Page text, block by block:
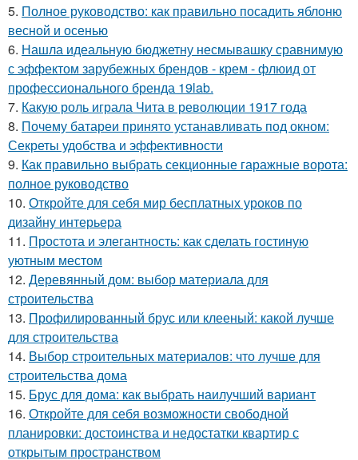
5. Полное руководство: как правильно посадить яблоню
весной и осенью
6. Нашла идеальную бюджетну несмывашку сравнимую
с эффектом зарубежных брендов - крем - флюид от
профессионального бренда 19lab.
7. Какую роль играла Чита в революции 1917 года
8. Почему батареи принято устанавливать под окном:
Секреты удобства и эффективности
9. Как правильно выбрать секционные гаражные ворота:
полное руководство
10. Откройте для себя мир бесплатных уроков по
дизайну интерьера
11. Простота и элегантность: как сделать гостиную
уютным местом
12. Деревянный дом: выбор материала для
строительства
13. Профилированный брус или клееный: какой лучше
для строительства
14. Выбор строительных материалов: что лучше для
строительства дома
15. Брус для дома: как выбрать наилучший вариант
16. Откройте для себя возможности свободной
планировки: достоинства и недостатки квартир с
открытым пространством